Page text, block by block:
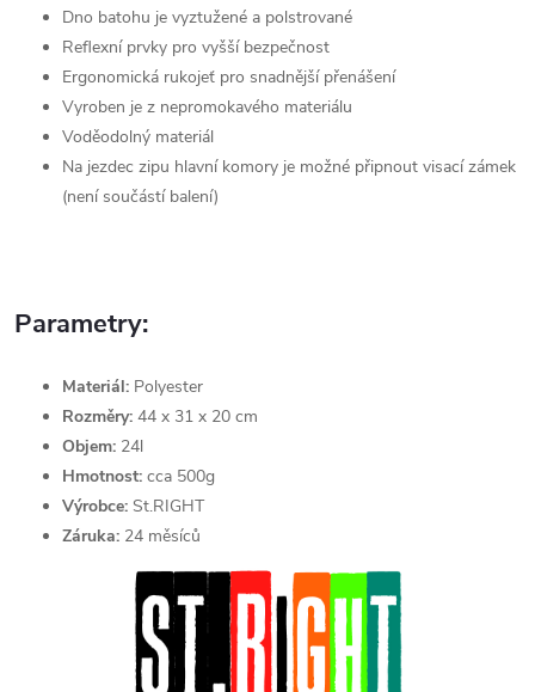
Dno batohu je vyztužené a polstrované
Reflexní prvky pro vyšší bezpečnost
Ergonomická rukojeť pro snadnější přenášení
Vyroben je z nepromokavého materiálu
Voděodolný materiál
Na jezdec zipu hlavní komory je možné připnout visací zámek
(není součástí balení)
Parametry:
Materiál: Polyester
Rozměry: 44 x 31 x 20 cm
Objem: 24l
Hmotnost: cca 500g
Výrobce: St.RIGHT
Záruka: 24 měsíců